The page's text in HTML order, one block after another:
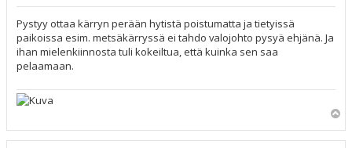
s
t
i
Pystyy ottaa kärryn perään hytistä poistumatta ja tietyissä
paikoissa esim. metsäkärryssä ei tahdo valojohto pysyä ehjänä. Ja
ihan mielenkiinnosta tuli kokeiltua, että kuinka sen saa
pelaamaan.
ö